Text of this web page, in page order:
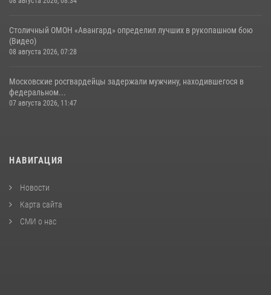
Столичный ОМОН «Авангард» определил лучших в рукопашном бою
(Видео)
08 августа 2026, 07:28
Московские росгвардейцы задержали мужчину, находившегося в
федеральном...
07 августа 2026, 11:47
НАВИГАЦИЯ
Новости
Карта сайта
СМИ о нас